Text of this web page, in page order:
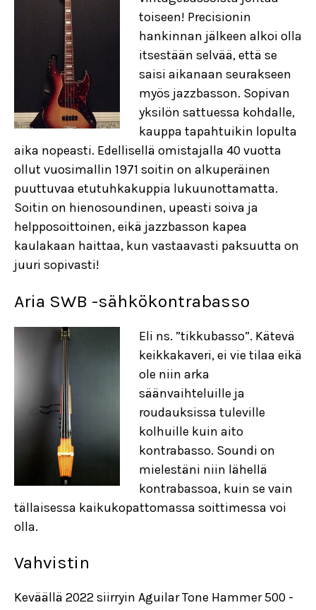
toiseen! Precisionin
hankinnan jälkeen alkoi olla
itsestään selvää, että se
saisi aikanaan seurakseen
myös jazzbasson. Sopivan
yksilön sattuessa kohdalle,
kauppa tapahtuikin lopulta
aika nopeasti. Edellisellä omistajalla 40 vuotta
ollut vuosimallin 1971 soitin on alkuperäinen
puuttuvaa etutuhkakuppia lukuunottamatta.
Soitin on hienosoundinen, upeasti soiva ja
helpposoittoinen, eikä jazzbasson kapea
kaulakaan haittaa, kun vastaavasti paksuutta on
juuri sopivasti!
Aria SWB -sähkökontrabasso
Eli ns. ”tikkubasso”. Kätevä
keikkakaveri, ei vie tilaa eikä
ole niin arka
säänvaihteluille ja
roudauksissa tuleville
kolhuille kuin aito
kontrabasso. Soundi on
mielestäni niin lähellä
kontrabassoa, kuin se vain
tällaisessa kaikukopattomassa soittimessa voi
olla.
Vahvistin
Keväällä 2022 siirryin Aguilar Tone Hammer 500 -